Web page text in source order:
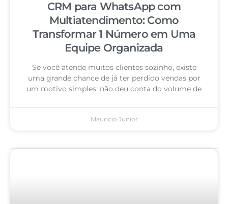
CRM para WhatsApp com
Multiatendimento: Como
Transformar 1 Número em Uma
Equipe Organizada
Se você atende muitos clientes sozinho, existe
uma grande chance de já ter perdido vendas por
um motivo simples: não deu conta do volume de
Mauricio Junior